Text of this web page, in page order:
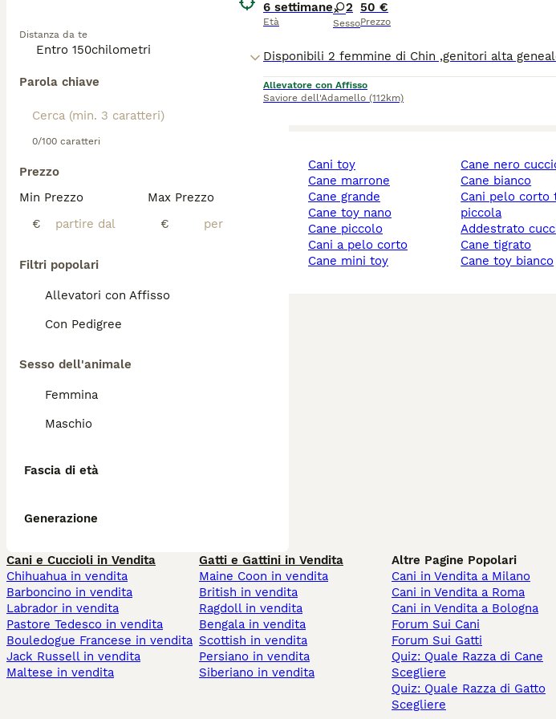
Distanza da te
Parola chiave
0/100 caratteri
Prezzo
Min Prezzo
€
Max Prezzo
€
Filtri popolari
Allevatori con Affisso
Con Pedigree
Sesso dell'animale
Femmina
Maschio
Fascia di età
Generazione
padrone. È un cane ideale per la vita in
impegnativo. Richiede spazzolatura regolare del
6 settimane
Età
2
Sesso
50 €
Prezzo
Allevatore con Affisso
Saviore dell'Adamello (112km)
cani toy
cane marrone
cane grande
cane toy nano
cane piccolo
cani a pelo corto
cane mini toy
cane nero
cane bianco
cani pelo corto taglia
piccola
addestrato
cane tigrato
cane toy bianco
Cani e Cuccioli in Vendita
Chihuahua in vendita
Barboncino in vendita
Labrador in vendita
Pastore Tedesco in vendita
Bouledogue Francese in vendita
Jack Russell in vendita
Maltese in vendita
Gatti e Gattini in Vendita
Maine Coon in vendita
British in vendita
Ragdoll in vendita
Bengala in vendita
Scottish in vendita
Persiano in vendita
Siberiano in vendita
Altre Pagine Popolari
Cani in Vendita a Milano
Cani in Vendita a Roma
Cani in Vendita a Bologna
Forum Sui Cani
Forum Sui Gatti
Quiz: Quale Razza di Cane
Scegliere
Quiz: Quale Razza di Gatto
Scegliere